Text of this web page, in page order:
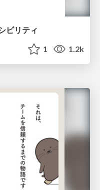
ビリティ
1 1.2k